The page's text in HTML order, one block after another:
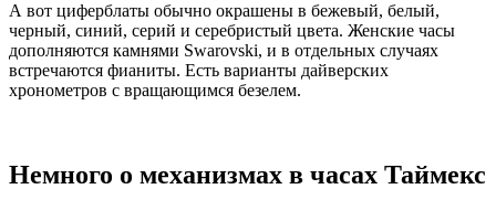
А вот циферблаты обычно окрашены в бежевый, белый,
черный, синий, серий и серебристый цвета. Женские часы
дополняются камнями Swarovski, и в отдельных случаях
встречаются фианиты. Есть варианты дайверских
хронометров с вращающимся безелем.
Немного о механизмах в часах Таймекс